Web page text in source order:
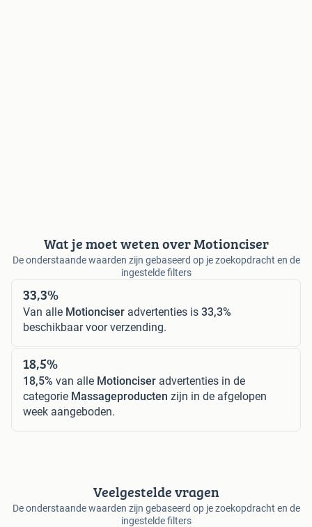
Wat je moet weten over Motionciser
De onderstaande waarden zijn gebaseerd op je zoekopdracht en de
ingestelde filters
33,3%
Van alle Motionciser advertenties is 33,3%
beschikbaar voor verzending.
18,5%
18,5% van alle Motionciser advertenties in de
categorie Massageproducten zijn in de afgelopen
week aangeboden.
Veelgestelde vragen
De onderstaande waarden zijn gebaseerd op je zoekopdracht en de
ingestelde filters